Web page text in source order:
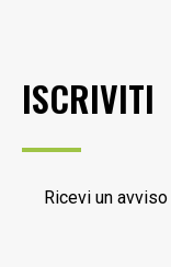
ISCRIVITI
Ricevi un